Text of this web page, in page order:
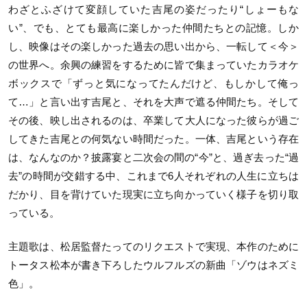
わざとふざけて変顔していた吉尾の姿だったり“しょーもな
い”、でも、とても最高に楽しかった仲間たちとの記憶。しか
し、映像はその楽しかった過去の思い出から、一転して＜今＞
の世界へ。余興の練習をするために皆で集まっていたカラオケ
ボックスで「ずっと気になってたんだけど、もしかして俺っ
て…」と言い出す吉尾と、それを大声で遮る仲間たち。そして
その後、映し出されるのは、卒業して大人になった彼らが過ご
してきた吉尾との何気ない時間だった。一体、吉尾という存在
は、なんなのか？披露宴と二次会の間の“今”と、過ぎ去った“過
去”の時間が交錯する中、これまで6人それぞれの人生に立ちは
だかり、目を背けていた現実に立ち向かっていく様子を切り取
っている。
主題歌は、松居監督たってのリクエストで実現、本作のために
トータス松本が書き下ろしたウルフルズの新曲「ゾウはネズミ
色」。